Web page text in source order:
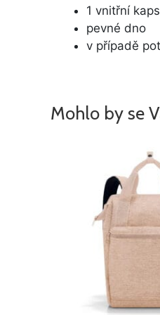
1 vnitřní
pevné dno
v případě
Mohlo by se
byla:
1
275 Kč.